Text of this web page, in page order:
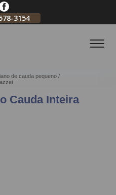
3154
de cauda pequeno
Cauda Inteira